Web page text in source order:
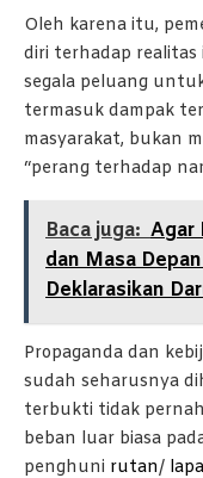
Oleh karena itu,
diri terhadap realitas
segala peluang
termasuk dampak
masyarakat, bukan
“perang terhadap
Baca juga: Agar
dan Masa
Deklarasikan
Propaganda dan
sudah seharusnya
terbukti tidak
beban luar biasa
penghuni rutan/